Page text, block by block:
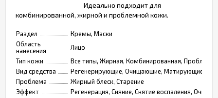
Идеально подходит для
комбинированной, жирной и проблемной кожи.
Раздел
Кремы, Маски
Область
нанесения
Лицо
Тип кожи
Все типы, Жирная, Комбинированная,
Вид средства
Регенерирующие, Очищающие, Матирующие,
Проблема
Жирный блеск, Старение
Эффект
Регенерация, Сияние, Снятие воспаления,